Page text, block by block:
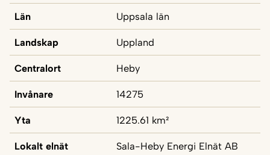
Län Uppsala län
Landskap Uppland
Centralort Heby
Invånare 14275
Yta 1225.61 km²
Lokalt elnät Sala-Heby Energi Elnät AB